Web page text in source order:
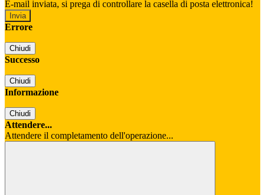
E-mail inviata, si prega di controllare la casella di posta elettronica!
Errore
Chiudi
Successo
Chiudi
Informazione
Chiudi
Attendere...
Attendere il completamento dell'operazione...